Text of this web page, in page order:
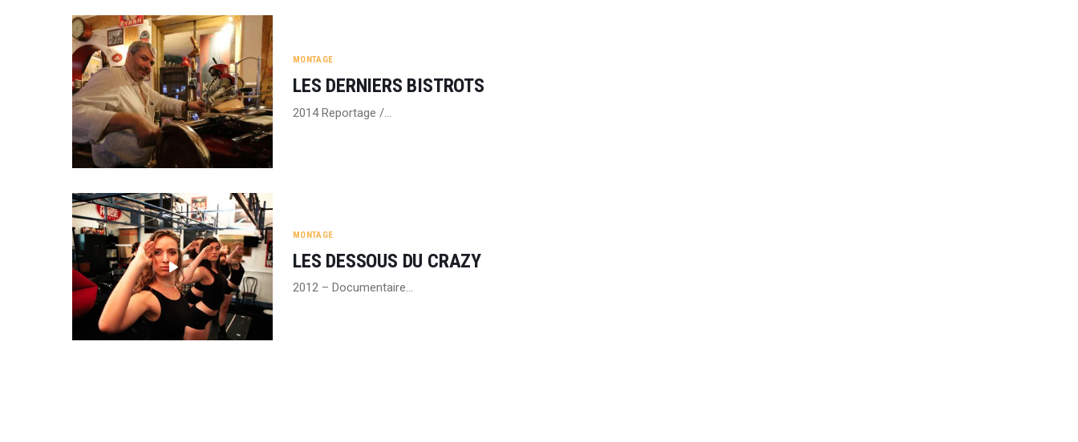
MONTAGE
LES DERNIERS BISTROTS
2014 Reportage /…
MONTAGE
LES DESSOUS DU CRAZY
2012 – Documentaire…